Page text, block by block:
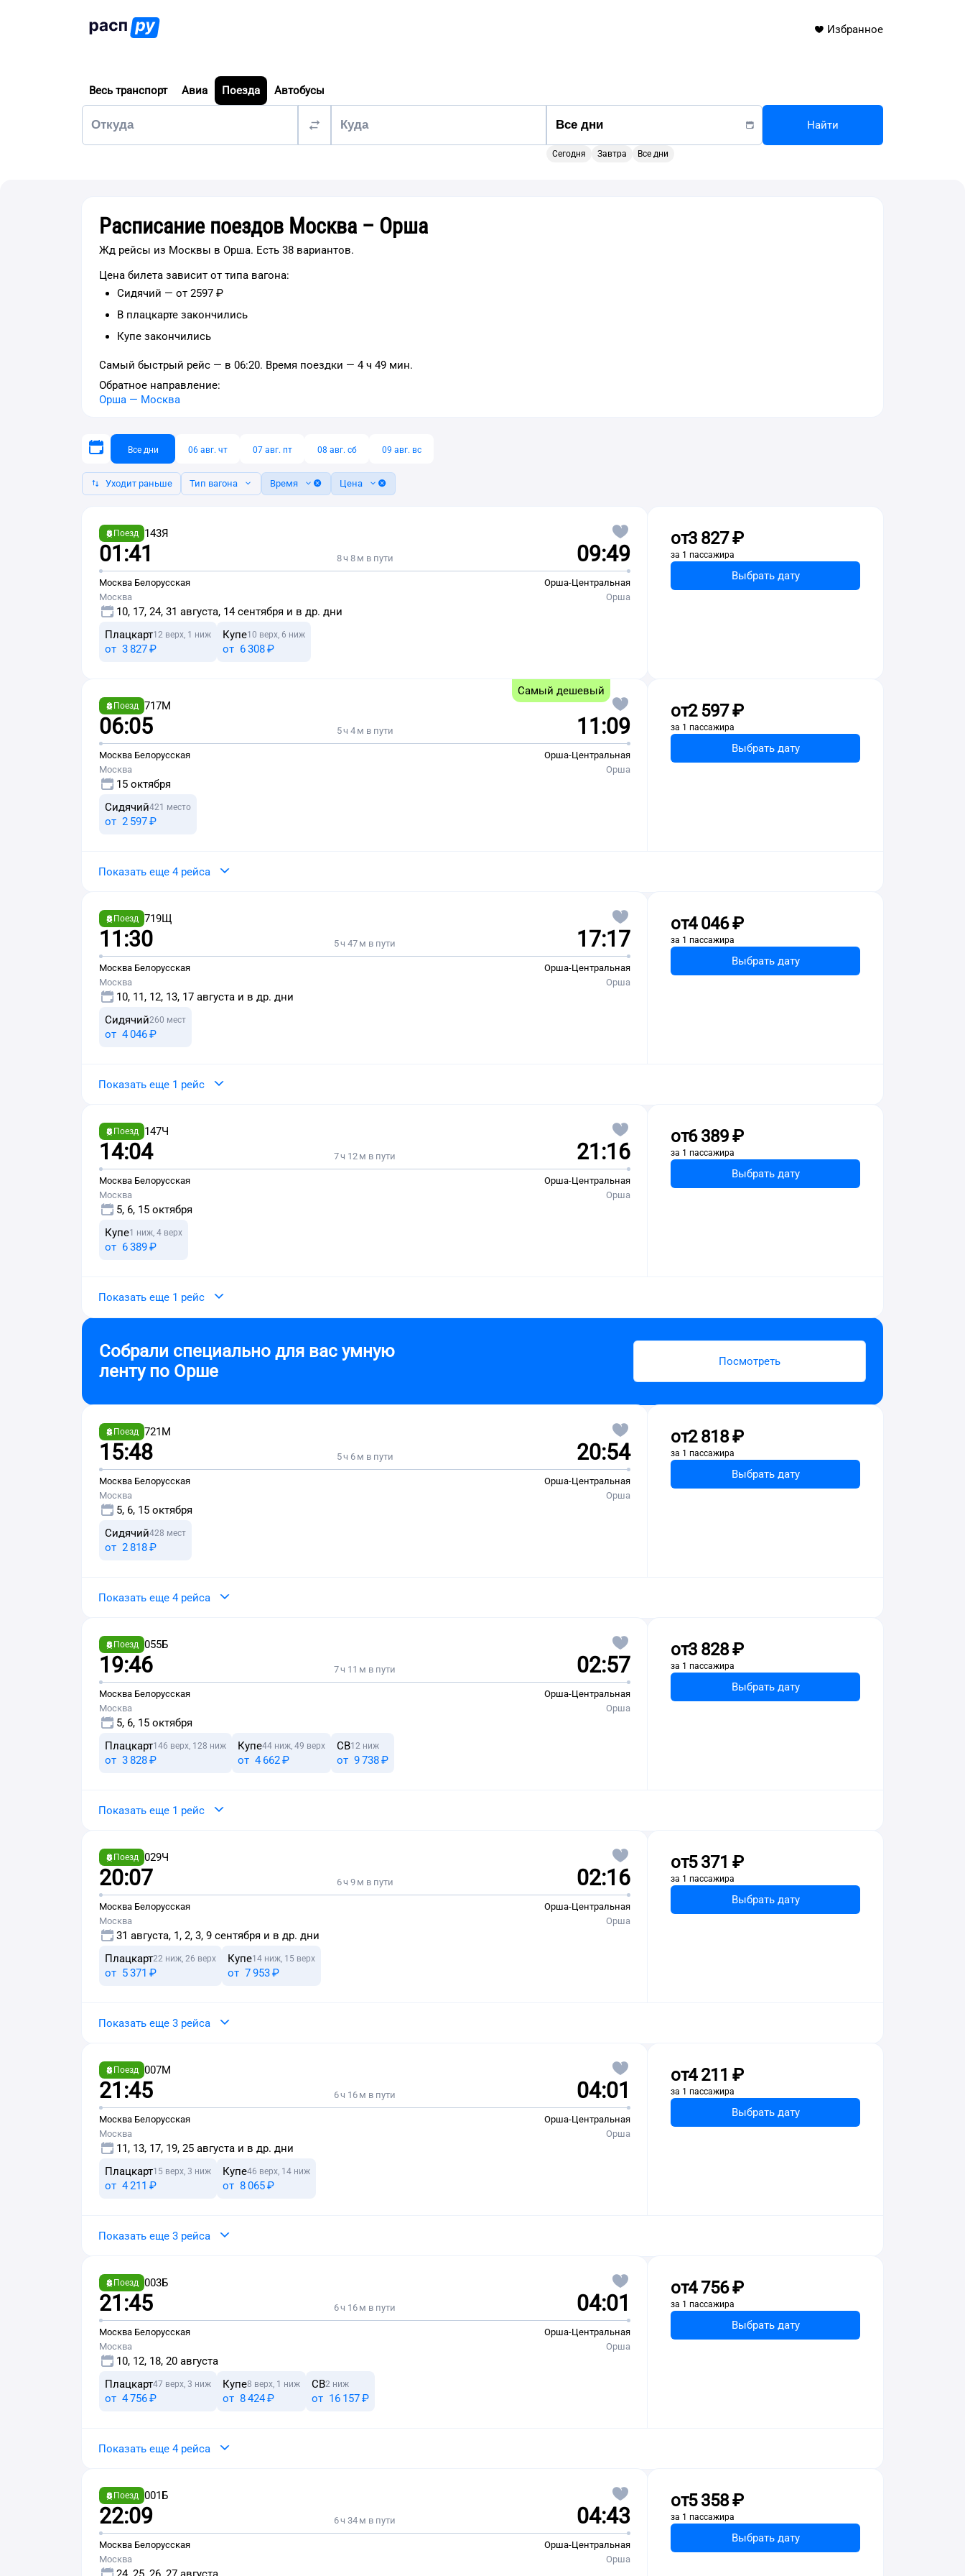
Избранное
Весь транспорт Авиа Поезда Автобусы
Сегодня Завтра Все дни
Найти
Расписание поездов Москва – Орша
Жд рейсы из Москвы в Орша. Есть 38 вариантов.
Цена билета зависит от типа вагона:
Сидячий — от 2597 ₽
В плацкарте закончились
Купе закончились
Самый быстрый рейс — в 06:20. Время поездки — 4 ч 49 мин.
Обратное направление:
Орша — Москва
Все дни 06 авг. чт 07 авг. пт 08 авг. сб 09 авг. вс
Уходит раньше Тип вагона Время Цена
Поезд 143Я
01:41 8 ч 8 м в пути 09:49
Москва Белорусская
Москва
Орша-Центральная
Орша
10, 17, 24, 31 августа, 14 сентября и в др. дни
Плацкарт12 верх, 1 ниж
от 3 ⁠827 ⁠₽
Купе10 верх, 6 ниж
от 6 ⁠308 ⁠₽
от3 ⁠827 ⁠₽
за 1 пассажира
Выбрать дату
Самый дешевый
Поезд 717М
06:05 5 ч 4 м в пути 11:09
Москва Белорусская
Москва
Орша-Центральная
Орша
15 октября
Сидячий421 место
от 2 ⁠597 ⁠₽
от2 ⁠597 ⁠₽
за 1 пассажира
Выбрать дату
Показать еще 4 рейса
Поезд 719Щ
11:30 5 ч 47 м в пути 17:17
Москва Белорусская
Москва
Орша-Центральная
Орша
10, 11, 12, 13, 17 августа и в др. дни
Сидячий260 мест
от 4 ⁠046 ⁠₽
от4 ⁠046 ⁠₽
за 1 пассажира
Выбрать дату
Показать еще 1 рейс
Поезд 147Ч
14:04 7 ч 12 м в пути 21:16
Москва Белорусская
Москва
Орша-Центральная
Орша
5, 6, 15 октября
Купе1 ниж, 4 верх
от 6 ⁠389 ⁠₽
от6 ⁠389 ⁠₽
за 1 пассажира
Выбрать дату
Показать еще 1 рейс
Собрали специально для вас умную
ленту по Орше Посмотреть
Поезд 721М
15:48 5 ч 6 м в пути 20:54
Москва Белорусская
Москва
Орша-Центральная
Орша
5, 6, 15 октября
Сидячий428 мест
от 2 ⁠818 ⁠₽
от2 ⁠818 ⁠₽
за 1 пассажира
Выбрать дату
Показать еще 4 рейса
Поезд 055Б
19:46 7 ч 11 м в пути 02:57
Москва Белорусская
Москва
Орша-Центральная
Орша
5, 6, 15 октября
Плацкарт146 верх, 128 ниж
от 3 ⁠828 ⁠₽
Купе44 ниж, 49 верх
от 4 ⁠662 ⁠₽
СВ12 ниж
от 9 ⁠738 ⁠₽
от3 ⁠828 ⁠₽
за 1 пассажира
Выбрать дату
Показать еще 1 рейс
Поезд 029Ч
20:07 6 ч 9 м в пути 02:16
Москва Белорусская
Москва
Орша-Центральная
Орша
31 августа, 1, 2, 3, 9 сентября и в др. дни
Плацкарт22 ниж, 26 верх
от 5 ⁠371 ⁠₽
Купе14 ниж, 15 верх
от 7 ⁠953 ⁠₽
от5 ⁠371 ⁠₽
за 1 пассажира
Выбрать дату
Показать еще 3 рейса
Поезд 007М
21:45 6 ч 16 м в пути 04:01
Москва Белорусская
Москва
Орша-Центральная
Орша
11, 13, 17, 19, 25 августа и в др. дни
Плацкарт15 верх, 3 ниж
от 4 ⁠211 ⁠₽
Купе46 верх, 14 ниж
от 8 ⁠065 ⁠₽
от4 ⁠211 ⁠₽
за 1 пассажира
Выбрать дату
Показать еще 3 рейса
Поезд 003Б
21:45 6 ч 16 м в пути 04:01
Москва Белорусская
Москва
Орша-Центральная
Орша
10, 12, 18, 20 августа
Плацкарт47 верх, 3 ниж
от 4 ⁠756 ⁠₽
Купе8 верх, 1 ниж
от 8 ⁠424 ⁠₽
СВ2 ниж
от 16 ⁠157 ⁠₽
от4 ⁠756 ⁠₽
за 1 пассажира
Выбрать дату
Показать еще 4 рейса
Поезд 001Б
22:09 6 ч 34 м в пути 04:43
Москва Белорусская
Москва
Орша-Центральная
Орша
от5 ⁠358 ⁠₽
за 1 пассажира
Выбрать дату